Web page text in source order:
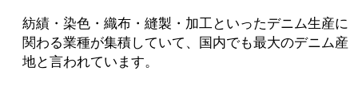
紡績・染色・織布・縫製・加工といったデニム生産に
関わる業種が集積していて、国内でも最大のデニム産
地と言われています。